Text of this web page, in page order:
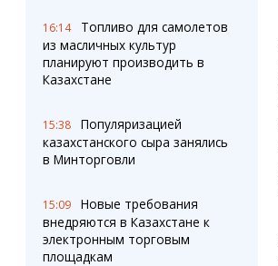
16:14
Топливо для самолетов
из масличных культур
планируют производить в
Казахстане
15:38
Популяризацией
казахстанского сыра занялись
в Минторговли
15:09
Новые требования
внедряются в Казахстане к
электронным торговым
площадкам